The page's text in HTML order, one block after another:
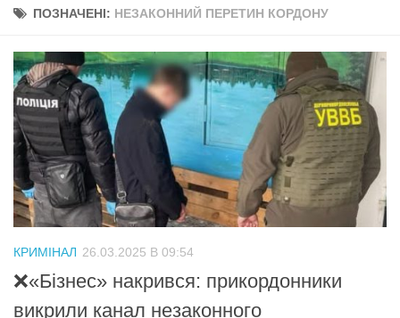
Україна
Дніпро
Львів
Івано-Франківськ
Харків
Донбас
Одеса
Схід
Прикарпаття
Економіка
ПОЗНАЧЕНІ: НЕЗАКОННИЙ ПЕРЕТИН КОРДОНУ
КРИМІНАЛ 26.03.2025 В 09:54
❌«Бізнес» накрився: прикордонники
викрили канал незаконного